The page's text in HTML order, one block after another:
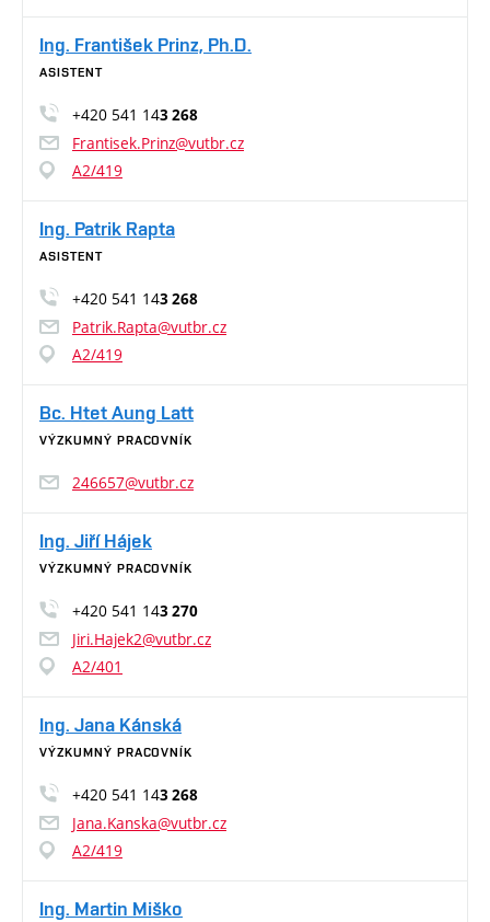
Ing. František Prinz, Ph.D.
ASISTENT
+420 541 143 268
Frantisek.Prinz@vutbr.cz
A2/419
Ing. Patrik Rapta
ASISTENT
+420 541 143 268
Patrik.Rapta@vutbr.cz
A2/419
Bc. Htet Aung Latt
VÝZKUMNÝ PRACOVNÍK
246657@vutbr.cz
Ing. Jiří Hájek
VÝZKUMNÝ PRACOVNÍK
+420 541 143 270
Jiri.Hajek2@vutbr.cz
A2/401
Ing. Jana Kánská
VÝZKUMNÝ PRACOVNÍK
+420 541 143 268
Jana.Kanska@vutbr.cz
A2/419
Ing. Martin Miško